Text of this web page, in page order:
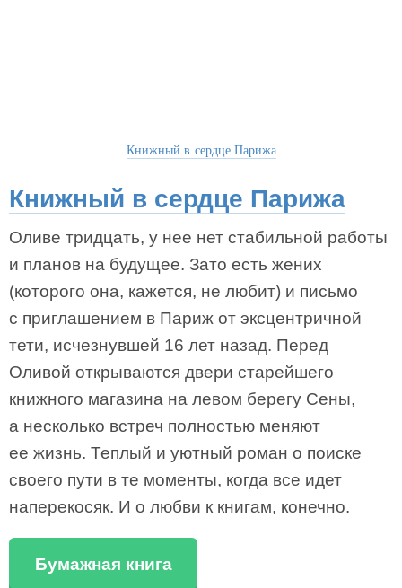
Книжный в сердце Парижа
Книжный в сердце Парижа
Оливе тридцать, у нее нет стабильной работы
и планов на будущее. Зато есть жених
(которого она, кажется, не любит) и письмо
с приглашением в Париж от эксцентричной
тети, исчезнувшей 16 лет назад. Перед
Оливой открываются двери старейшего
книжного магазина на левом берегу Сены,
а несколько встреч полностью меняют
ее жизнь. Теплый и уютный роман о поиске
своего пути в те моменты, когда все идет
наперекосяк. И о любви к книгам, конечно.
Бумажная книга